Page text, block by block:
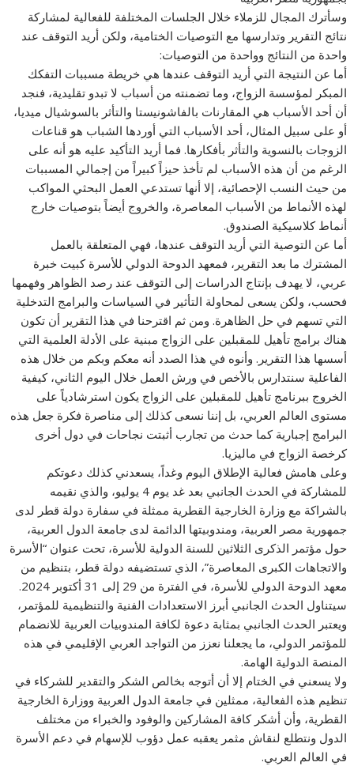
وسأترك المجال للزملاء خلال الجلسات المختلفة للفعالية لمشاركة
نتائج التقرير وتدارسها مع التوصيات الختامية، ولكن أريد التوقف عند
واحدة من النتائج وواحدة من التوصيات:
أما عن النتيجة التي أريد التوقف عندها هي خريطة مسببات التفكك
المبكر لمؤسسة الزواج، وما تضمنته من أسباب لا تبدو تقليدية، فنجد
أن أحد الأسباب هي المقارنات بالفاشونيستا والتأثر بالسوشيال ميديا،
أو على سبيل المثال، أحد الأسباب التي أوردها الشباب هو قناعات
الزوجات بالنسوية والتأثر بأفكارها. فما أريد التأكيد عليه هو أنه على
الرغم من أن هذه الأسباب لم تأخذ حيزاً كبيراً من إجمالي المسببات
من حيث النسب الإحصائية، إلا أنها تستدعي العمل البحثي المواكب
لهذه الأنماط من الأسباب المعاصرة، والخروج أيضاً بتوصيات خارج
أنماط كلاسيكية الصندوق.
أما عن التوصية التي أريد التوقف عندها، فهي المتعلقة بالعمل
المشترك ما بعد التقرير، فمعهد الدوحة الدولي للأسرة كبيت خبرة
عربي، لا يهدف بإنتاج الدراسات إلى التوقف عند رصد الظواهر وفهمها
فحسب، ولكن يسعى لمحاولة التأثير في السياسات والبرامج التدخلية
التي تسهم في حل الظاهرة. ومن ثم اقترحنا في هذا التقرير أن تكون
هناك برامج تأهيل للمقبلين على الزواج مبنية على الأدلة العلمية التي
أسسها هذا التقرير. وأنوه في هذا الصدد أنه معكم وبكم من خلال هذه
الفاعلية سنتدارس بالأخص في ورش العمل خلال اليوم الثاني، كيفية
الخروج ببرنامج تأهيل للمقبلين على الزواج يكون استرشادياً على
مستوى العالم العربي، بل إننا نسعى كذلك إلى مناصرة فكرة جعل هذه
البرامج إجبارية كما حدث من تجارب أثبتت نجاحات في دول أخرى
كرخصة الزواج في ماليزيا.
وعلى هامش فعالية الإطلاق اليوم وغداً، يسعدني كذلك دعوتكم
للمشاركة في الحدث الجانبي بعد غد يوم 4 يوليو، والذي نقيمه
بالشراكة مع وزارة الخارجية القطرية ممثلة في سفارة دولة قطر لدى
جمهورية مصر العربية، ومندوبيتها الدائمة لدى جامعة الدول العربية،
حول مؤتمر الذكرى الثلاثين للسنة الدولية للأسرة، تحت عنوان “الأسرة
والاتجاهات الكبرى المعاصرة”، الذي تستضيفه دولة قطر، بتنظيم من
معهد الدوحة الدولي للأسرة، في الفترة من 29 إلى 31 أكتوبر 2024.
سيتناول الحدث الجانبي أبرز الاستعدادات الفنية والتنظيمية للمؤتمر،
ويعتبر الحدث الجانبي بمثابة دعوة لكافة المندوبيات العربية للانضمام
للمؤتمر الدولي، ما يجعلنا نعزز من التواجد العربي الإقليمي في هذه
المنصة الدولية الهامة.
ولا يسعني في الختام إلا أن أتوجه بخالص الشكر والتقدير للشركاء في
تنظيم هذه الفعالية، ممثلين في جامعة الدول العربية ووزارة الخارجية
القطرية، وأن أشكر كافة المشاركين والوفود والخبراء من مختلف
الدول ونتطلع لنقاش مثمر يعقبه عمل دؤوب للإسهام في دعم الأسرة
في العالم العربي.